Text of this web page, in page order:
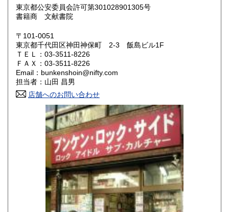
鳥取県 200円 島根県
岡山県
山口県 200円
香川県 200円
高知県 200円
200円 長崎県
200円 大分県
200円 鹿児島県
200円
東京都公安委員会許可第301028901305号
書籍商 文献書院
〒101-0051
東京都千代田区神田神保町 2-3 飯島ビル1F
ＴＥＬ：03-3511-8226
ＦＡＸ：03-3511-8226
Email：bunkenshoin@nifty.com
担当者：山田 昌男
店舗へのお問い合わせ